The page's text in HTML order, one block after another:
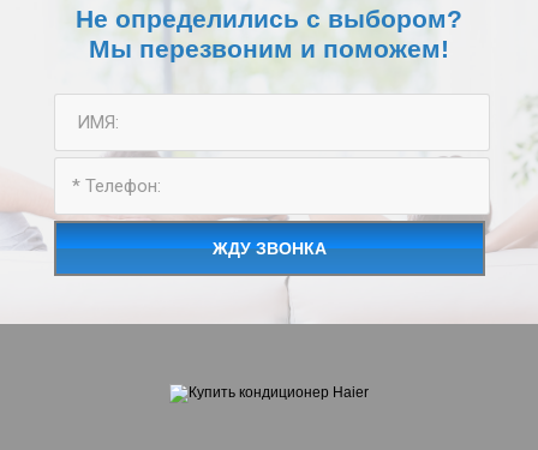
Не определились с выбором?
Мы перезвоним и поможем!
ЖДУ ЗВОНКА